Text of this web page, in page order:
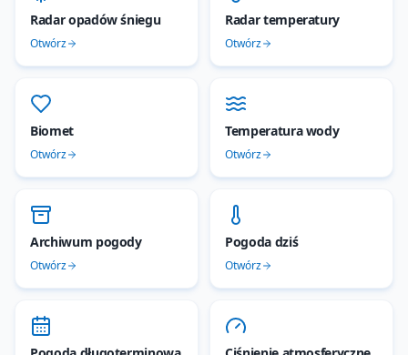
Radar opadów śniegu
Otwórz
Radar temperatury
Otwórz
Biomet
Otwórz
Temperatura wody
Otwórz
Archiwum pogody
Otwórz
Pogoda dziś
Otwórz